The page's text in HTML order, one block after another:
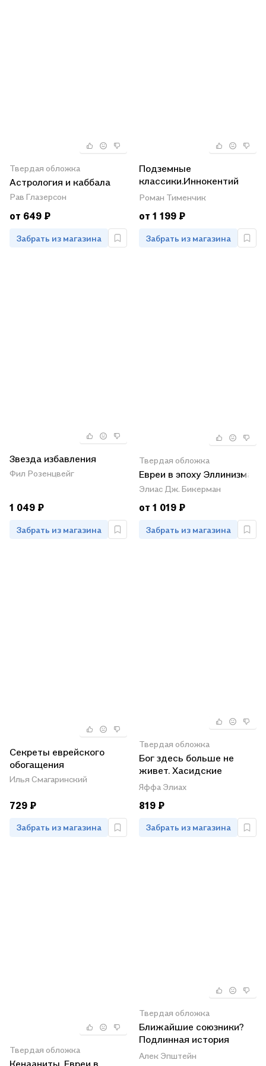
Твердая обложка
Астрология и каббала
Рав Глазерсон
от 649 ₽
Забрать из магазина
Подземные
классики.Иннокентий
Анненский.Николай
Роман Тименчик
от 1 199 ₽
Забрать из магазина
Звезда избавления
Фил Розенцвейг
1 049 ₽
Забрать из магазина
Твердая обложка
Евреи в эпоху Эллинизма
Элиас Дж. Бикерман
от 1 019 ₽
Забрать из магазина
Секреты еврейского
обогащения
Илья Смагаринский
729 ₽
Забрать из магазина
Твердая обложка
Бог здесь больше не
живет. Хасидские
истории эпохи
Катастрофы
Яффа Элиах
819 ₽
Забрать из магазина
Твердая обложка
Кенааниты. Евреи в
Твердая обложка
Ближайшие союзники?
Подлинная история
американо-израильских
Алек Эпштейн